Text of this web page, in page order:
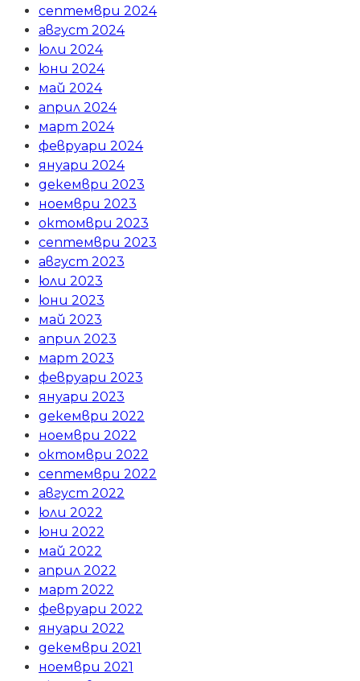
септември 2024
август 2024
юли 2024
юни 2024
май 2024
април 2024
март 2024
февруари 2024
януари 2024
декември 2023
ноември 2023
октомври 2023
септември 2023
август 2023
юли 2023
юни 2023
май 2023
април 2023
март 2023
февруари 2023
януари 2023
декември 2022
ноември 2022
октомври 2022
септември 2022
август 2022
юли 2022
юни 2022
май 2022
април 2022
март 2022
февруари 2022
януари 2022
декември 2021
ноември 2021